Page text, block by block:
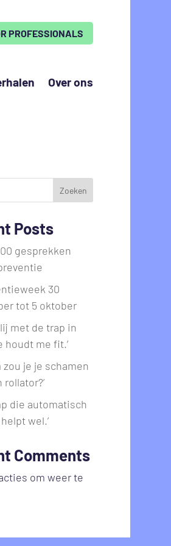
PROFESSIONALS
Over ons
Zoeken
Posts
gesprekken
30
tot 5 oktober
met de trap in
houdt me fit.’
zou je je schamen
die automatisch
wel.’
Comments
om weer te